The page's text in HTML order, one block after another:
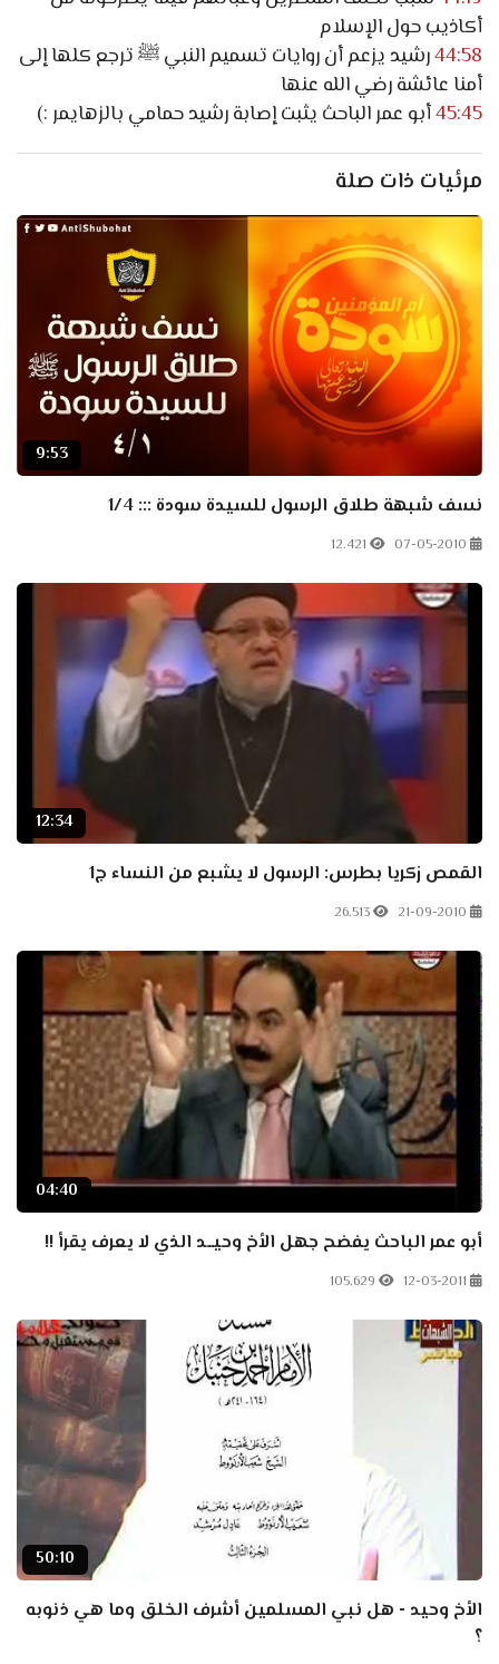
أكاذيب حول الإسلام
44:58رشيد يزعم أن روايات تسميم النبي ﷺ ترجع كلها إلى
أمنا عائشة رضي الله عنها
45:45أبو عمر الباحث يثبت إصابة رشيد حمامي بالزهايمر :)
مرئيات ذات صلة
9:53
نسف شبهة طلاق الرسول للسيدة سودة ::: 1/4
07-05-2010
12.421
12:34
القمص زكريا بطرس: الرسول لا يشبع من النساء ج1
21-09-2010
26.513
04:40
أبو عمر الباحث يفضح جهل الأخ وحيــد الذي لا يعرف يقرأ !!
12-03-2011
105.629
50:10
الأخ وحيد - هل نبي المسلمين أشرف الخلق وما هي ذنوبه
؟